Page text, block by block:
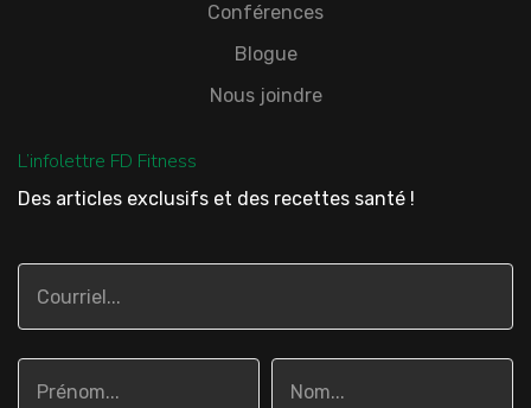
Conférences
Blogue
Nous joindre
L’infolettre FD Fitness
Des articles exclusifs et des recettes santé !